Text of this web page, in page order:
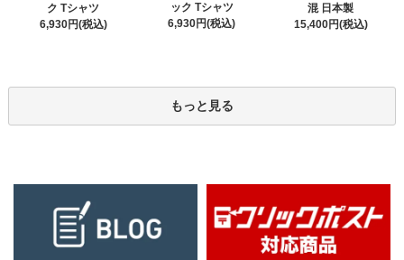
ク Tシャツ
6,930円(税込)
ック Tシャツ
6,930円(税込)
混 日本製
15,400円(税込)
もっと見る